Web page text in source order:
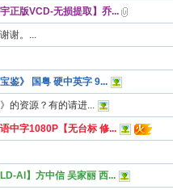
正版VCD-无损提取】乔...
谢。...
鉴》 国粤 硬中英字 9...
的资源？有的请进...
中字1080P【无台标 修...
AI】方中信 吴家丽 西...